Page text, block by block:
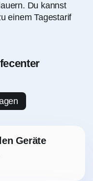
Du kannst
einem Tagestarif
Geräte